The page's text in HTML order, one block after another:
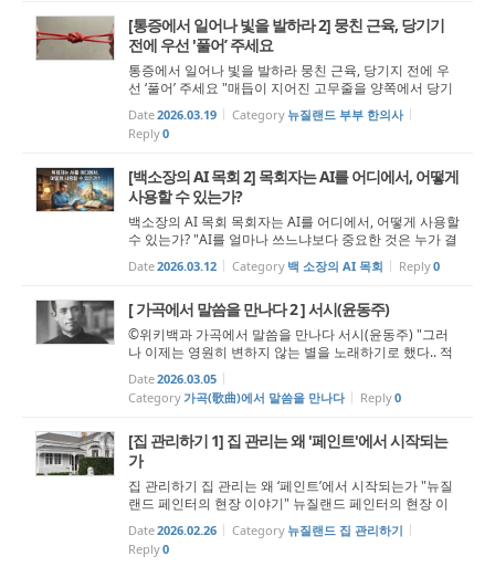
[통증에서 일어나 빛을 발하라 2] 뭉친 근육, 당기기
전에 우선 '풀어’ 주세요
통증에서 일어나 빛을 발하라 뭉친 근육, 당기지 전에 우
선 ‘풀어’ 주세요 "매듭이 지어진 고무줄을 양쪽에서 당기
면, 매듭은 더 단단해질 뿐입니다." “일어나라 빛을 발하라
이는 네 빛이 이르렀고 여호와의 영광이 네 위에 임하였음
이니라...
Date2026.03.19 Category 뉴질랜드 부부 한의사
Reply0
[백소장의 AI 목회 2] 목회자는 AI를 어디에서, 어떻게
사용할 수 있는가?
백소장의 AI 목회 목회자는 AI를 어디에서, 어떻게 사용할
수 있는가? "AI를 얼마나 쓰느냐보다 중요한 것은 누가 결
정하고, 누가 책임지는가이다." 지난주, 우리는 함께 한 가
지 질문 앞에 섰습니다. AI, 써야 하는가? 그리고 이렇게
Date2026.03.12 Category 백 소장의 AI 목회 Reply0
[ 가곡에서 말씀을 만나다 2 ] 서시(윤동주)
©위키백과 가곡에서 말씀을 만나다 서시(윤동주) "그러
나 이제는 영원히 변하지 않는 별을 노래하기로 했다.. 적
들이 가장 수치스럽게 생각하는 것은 바로 그들과 전혀 상
대하지 않는 것이다." 한국인들이 좋아하는 시인 서정주
의 ‘국화 옆에서&rs...
Date2026.03.05
Category 가곡(歌曲)에서 말씀을 만나다 Reply0
[집 관리하기 1] 집 관리는 왜 '페인트'에서 시작되는
가
집 관리하기 집 관리는 왜 ‘페인트’에서 시작되는가 "뉴질
랜드 페인터의 현장 이야기" 뉴질랜드 페인터의 현장 이
야기 나는 뉴질랜드에서 페인터로 일한 지 10년이 넘었
다. 이 일을 하며 수없이 많은 집과 건물을 만났고, 그만큼
많은 집주인들의...
Date2026.02.26 Category 뉴질랜드 집 관리하기
Reply0